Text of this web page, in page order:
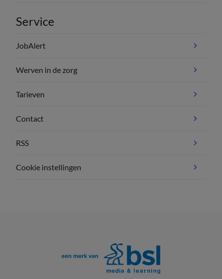
Service
JobAlert
Werven in de zorg
Tarieven
Contact
RSS
Cookie instellingen